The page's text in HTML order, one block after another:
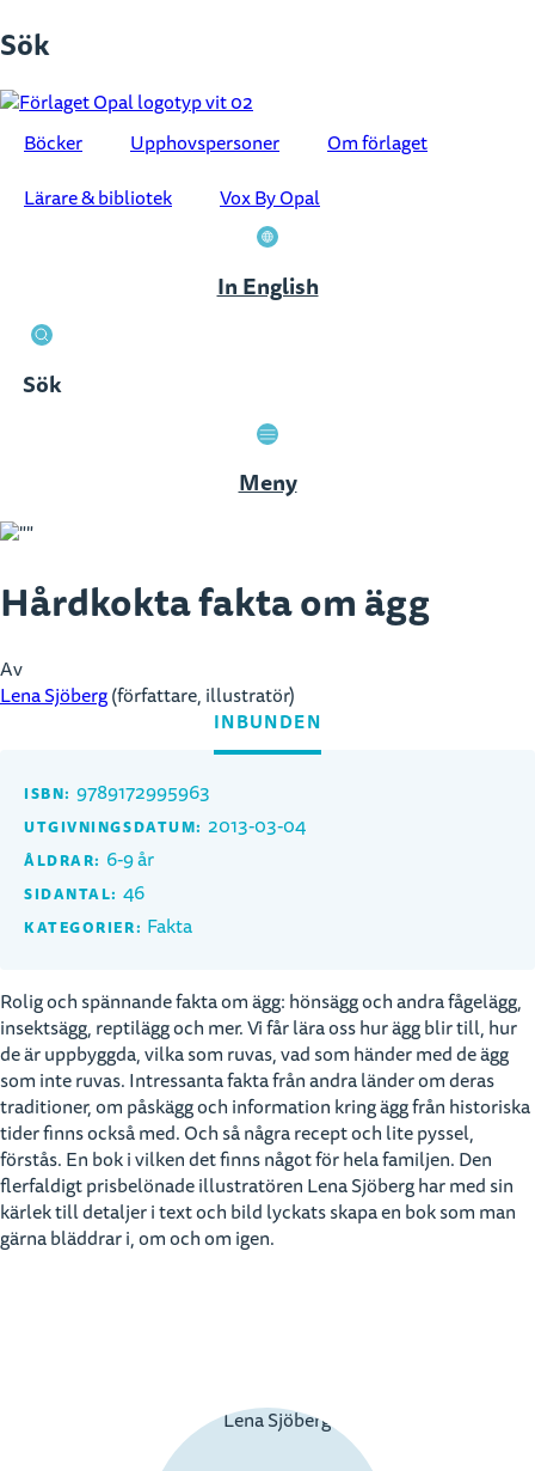
till
Sök
Böcker Upphovspersoner Om förlaget
Lärare & bibliotek Vox By Opal
In English
Sök
Stäng
Meny
Hårdkokta fakta om ägg
Av
Lena Sjöberg(författare, illustratör)
INBUNDEN
ISBN: 9789172995963
UTGIVNINGSDATUM: 2013-03-04
ÅLDRAR: 6-9 år
SIDANTAL: 46
KATEGORIER: Fakta
Rolig och spännande fakta om ägg: hönsägg och andra fågelägg,
insektsägg, reptilägg och mer. Vi får lära oss hur ägg blir till, hur
de är uppbyggda, vilka som ruvas, vad som händer med de ägg
som inte ruvas. Intressanta fakta från andra länder om deras
traditioner, om påskägg och information kring ägg från historiska
tider finns också med. Och så några recept och lite pyssel,
förstås. En bok i vilken det finns något för hela familjen. Den
flerfaldigt prisbelönade illustratören Lena Sjöberg har med sin
kärlek till detaljer i text och bild lyckats skapa en bok som man
gärna bläddrar i, om och om igen.